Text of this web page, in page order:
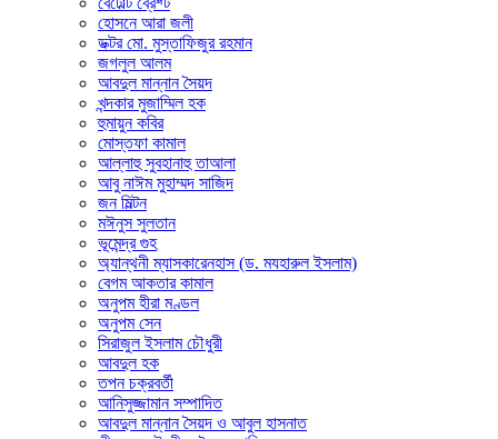
হোসনে আরা জলী
ডক্টর মো. মুস্তাফিজুর রহমান
জগলুল আলম
আবদুল মান্নান সৈয়দ
খন্দকার মুজাম্মিল হক
হুমায়ুন কবির
মোস্তফা কামাল
আল্লাহু সুবহানাহু তাআলা
আবু নাঈম মুহাম্মদ সাজিদ
জন মিল্টন
মঈনুস সুলতান
ভূমেন্দ্র গুহ
অ্যান্থনী ম্যাসকারেনহাস (ড. মযহারুল ইসলাম)
বেগম আকতার কামাল
অনুপম হীরা মণ্ডল
অনুপম সেন
সিরাজুল ইসলাম চৌধুরী
আবদুল হক
তপন চক্রবর্তী
আনিসুজ্জামান সম্পাদিত
আবদুল মান্নান সৈয়দ ও আবুল হাসনাত